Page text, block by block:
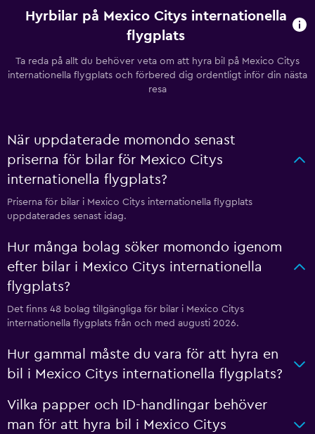
Hyrbilar på Mexico Citys internationella
flygplats
Ta reda på allt du behöver veta om att hyra bil på Mexico Citys
internationella flygplats och förbered dig ordentligt inför din nästa
resa
När uppdaterade momondo senast
priserna för bilar för Mexico Citys
internationella flygplats?
Priserna för bilar i Mexico Citys internationella flygplats
uppdaterades senast idag.
Hur många bolag söker momondo igenom
efter bilar i Mexico Citys internationella
flygplats?
Det finns 48 bolag tillgängliga för bilar i Mexico Citys
internationella flygplats från och med augusti 2026.
Hur gammal måste du vara för att hyra en
bil i Mexico Citys internationella flygplats?
Vilka papper och ID-handlingar behöver
man för att hyra bil i Mexico Citys